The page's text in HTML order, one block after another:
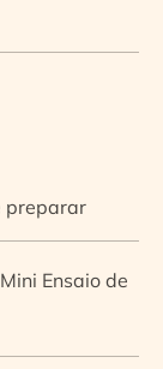
preparar
Ensaio de